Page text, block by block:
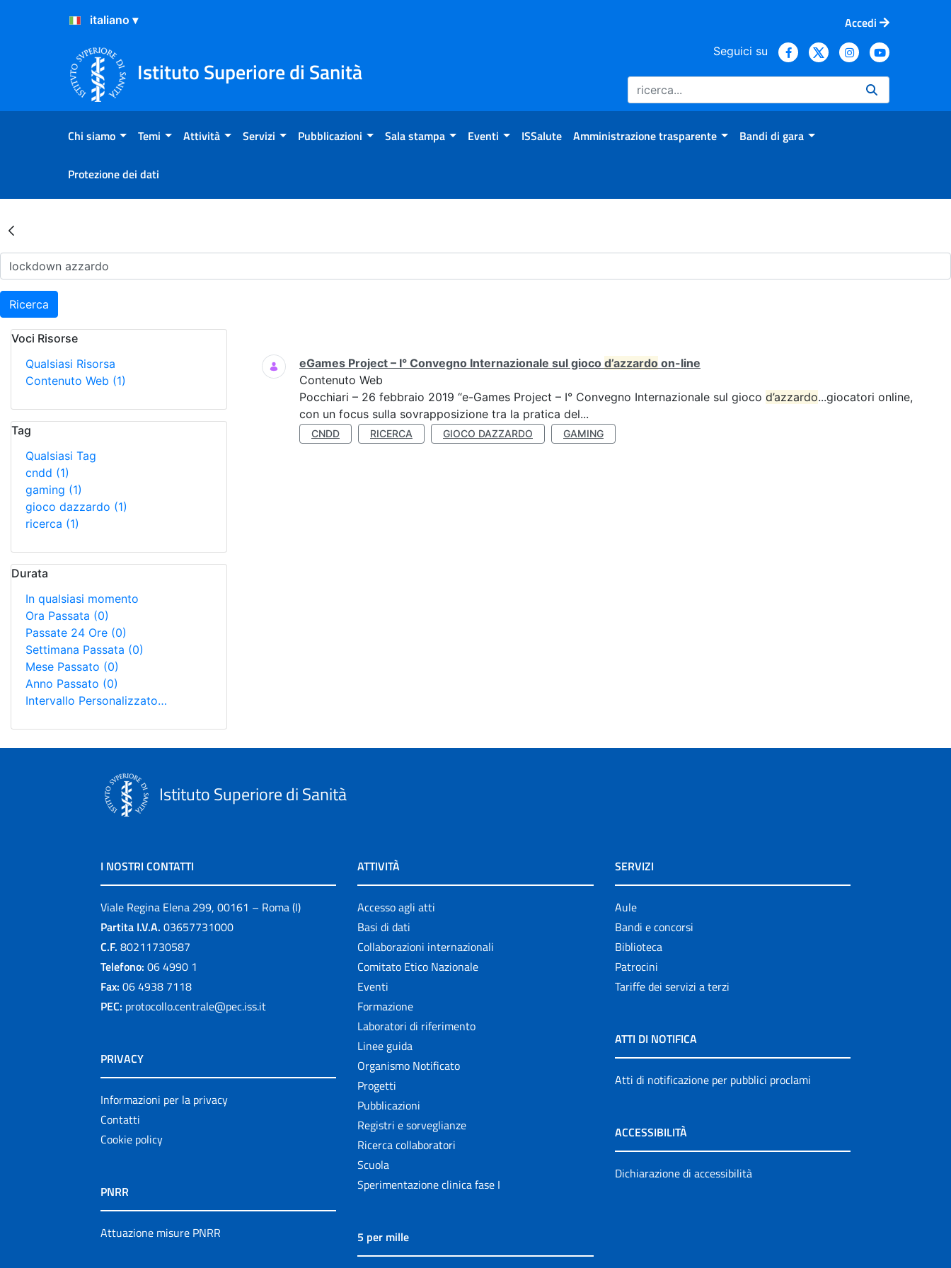
Salta al Contenuto
Salta al Footer
Accedi
Istituto Superiore di Sanità
Seguici su
Chi siamo Temi Attività Servizi Pubblicazioni Sala stampa Eventi ISSalute Amministrazione trasparente Bandi di gara
Protezione dei dati
Risultati della Ricerca - Archivio
Ricerca
Voci Risorse
Qualsiasi Risorsa
Contenuto Web (1)
Tag
Qualsiasi Tag
cndd (1)
gaming (1)
gioco dazzardo (1)
ricerca (1)
Durata
In qualsiasi momento
Ora Passata (0)
Passate 24 Ore (0)
Settimana Passata (0)
Mese Passato (0)
Anno Passato (0)
Intervallo Personalizzato…
Ricerca
eGames Project – I° Convegno Internazionale sul gioco d’azzardo on-line
Contenuto Web
Pocchiari – 26 febbraio 2019 “e-Games Project – I° Convegno Internazionale sul gioco d’azzardo...giocatori online,
con un focus sulla sovrapposizione tra la pratica del...
CNDD RICERCA GIOCO DAZZARDO GAMING
Istituto Superiore di Sanità
I NOSTRI CONTATTI
Viale Regina Elena 299, 00161 – Roma (I)
Partita I.V.A. 03657731000
C.F. 80211730587
Telefono: 06 4990 1
Fax: 06 4938 7118
PEC: protocollo.centrale@pec.iss.it
PRIVACY
Informazioni per la privacy
Contatti
Cookie policy
PNRR
Attuazione misure PNRR
ATTIVITÀ
Accesso agli atti
Basi di dati
Collaborazioni internazionali
Comitato Etico Nazionale
Eventi
Formazione
Laboratori di riferimento
Linee guida
Organismo Notificato
Progetti
Pubblicazioni
Registri e sorveglianze
Ricerca collaboratori
Scuola
Sperimentazione clinica fase I
5 per mille
SERVIZI
Aule
Bandi e concorsi
Biblioteca
Patrocini
Tariffe dei servizi a terzi
ATTI DI NOTIFICA
Atti di notificazione per pubblici proclami
ACCESSIBILITÀ
Dichiarazione di accessibilità